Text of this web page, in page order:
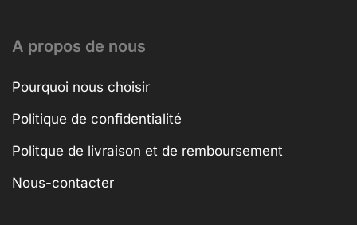
A propos de nous
Pourquoi nous choisir
Politique de confidentialité
Politque de livraison et de remboursement
Nous-contacter